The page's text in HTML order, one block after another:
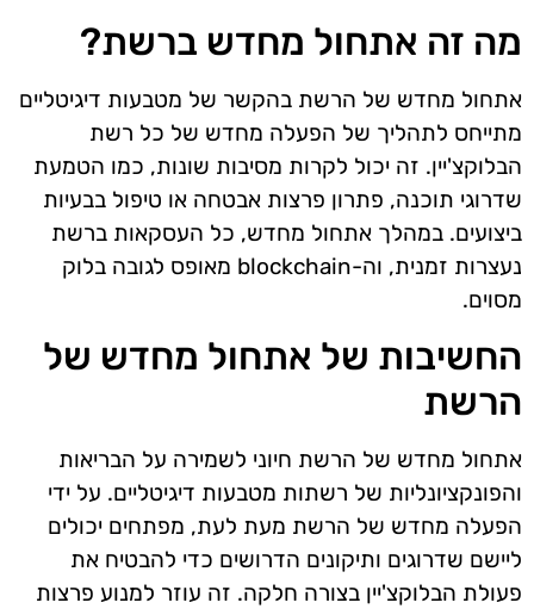
מה זה אתחול מחדש ברשת?
אתחול מחדש של הרשת בהקשר של מטבעות דיגיטליים
מתייחס לתהליך של הפעלה מחדש של כל רשת
הבלוקצ'יין. זה יכול לקרות מסיבות שונות, כמו הטמעת
שדרוגי תוכנה, פתרון פרצות אבטחה או טיפול בבעיות
ביצועים. במהלך אתחול מחדש, כל העסקאות ברשת
נעצרות זמנית, וה-blockchain מאופס לגובה בלוק
מסוים.
החשיבות של אתחול מחדש של
הרשת
אתחול מחדש של הרשת חיוני לשמירה על הבריאות
והפונקציונליות של רשתות מטבעות דיגיטליים. על ידי
הפעלה מחדש של הרשת מעת לעת, מפתחים יכולים
ליישם שדרוגים ותיקונים הדרושים כדי להבטיח את
פעולת הבלוקצ'יין בצורה חלקה. זה עוזר למנוע פרצות